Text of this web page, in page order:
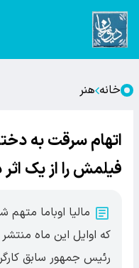
خانه هنر
اتهام سرقت به دختر
فیلمش را از یک
مالیا اوباما
که اوایل این ماه
رئیس جمهور سابق